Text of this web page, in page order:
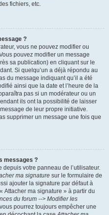
fichiers, etc.
?
vous ne pouvez modifier ou
pouvez modifier un message
sa publication) en cliquant sur le
Si quelqu’un a déjà répondu au
du message indiquant qu’il a été
ainsi que la date et l’heure de la
pas si un modérateur ou un
ils ont la possibilité de laisser
de leur propre initiative.
supprimer un message une fois que
messages ?
depuis votre panneau de l’utilisateur.
ma signature sur le formulaire de
ajouter la signature par défaut à
Attacher ma signature » à partir du
du forum --> Modifier les
pourrez toujours empêcher une